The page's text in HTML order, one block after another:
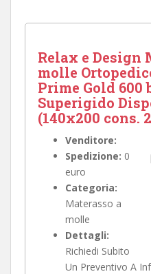
Relax e Design
molle
Prime Gold 600
Superigido
(140x200 cons.
Venditore:
Spedizione: 0
euro
Categoria:
Materasso a
molle
Dettagli:
Richiedi Subito
Un Preventivo A